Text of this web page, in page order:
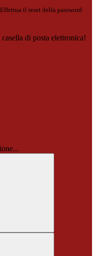
il reset della password
di posta elettronica!